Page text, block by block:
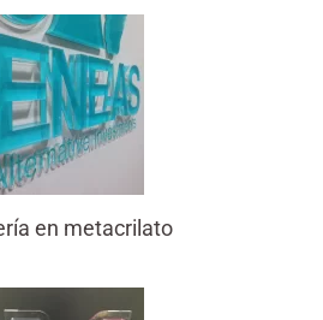
en metacrilato